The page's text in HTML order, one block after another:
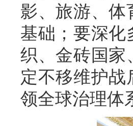
影、旅游、体
基础；要深化
织、金砖国家
定不移维护战
领全球治理体